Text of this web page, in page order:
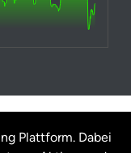
Plattform. Dabei